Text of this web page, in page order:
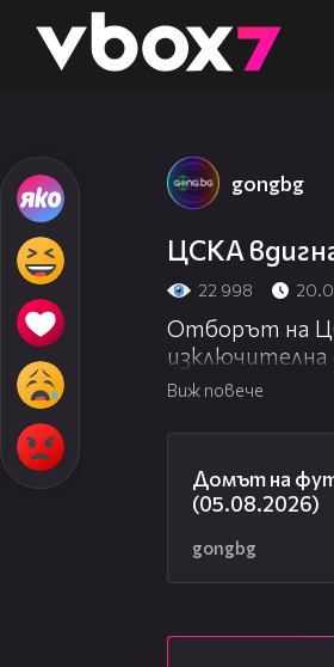
👾
gongbg
ЦСКА
22 998
Отборът на
изключителна
триумфираха
без победител
Виж повече
Домът на
(05.08.2026)
gongbg